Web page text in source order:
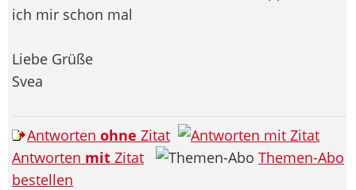
ich mir schon mal
Liebe Grüße
Svea
Antworten ohne Zitat
Antworten mit Zitat
Themen-Abo
bestellen